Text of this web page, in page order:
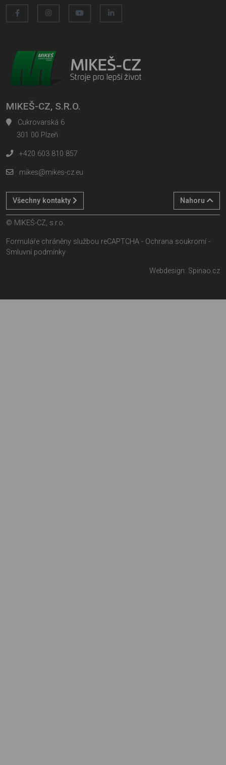
MIKEŠ-CZ, S.R.O.
Cukrovarská 6
301 00 Plzeň
+420 603 810 857
mikes@mikes-cz.eu
Všechny kontakty Nahoru
© MIKEŠ-CZ, s.r.o.
Formuláře chráněny službou reCAPTCHA - Ochrana soukromí -
Smluvní podmínky
Webdesign: Spinao.cz